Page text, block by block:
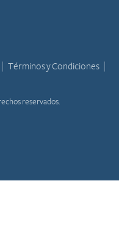
Términos y Condiciones
reservados.